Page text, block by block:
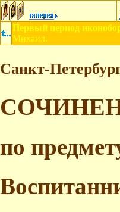
Первый период
Михаил.
Санкт-
по